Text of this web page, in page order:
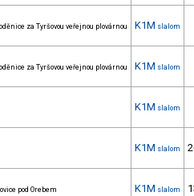
za Tyršovou veřejnou plovárnou K1M slalom
za Tyršovou veřejnou plovárnou K1M slalom
K1M slalom
K1M slalom
pod Orebem K1M slalom